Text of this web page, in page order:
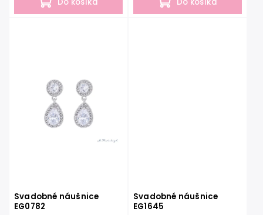
Svadobné náušnice
EG0782
Svadobné náušnice
EG1645